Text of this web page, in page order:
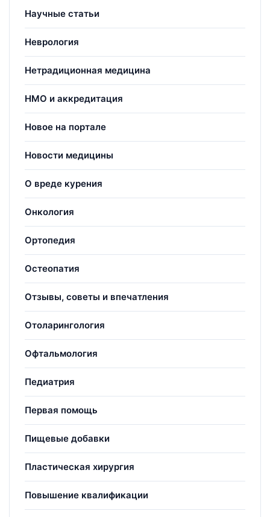
Научные статьи
Неврология
Нетрадиционная медицина
НМО и аккредитация
Новое на портале
Новости медицины
О вреде курения
Онкология
Ортопедия
Остеопатия
Отзывы, советы и впечатления
Отоларингология
Офтальмология
Педиатрия
Первая помощь
Пищевые добавки
Пластическая хирургия
Повышение квалификации